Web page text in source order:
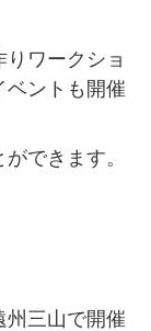
ワークショ
ベントも開催
できます。
州三山で開催